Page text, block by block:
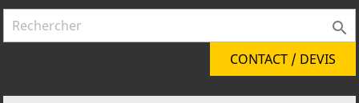

CONTACT / DEVIS